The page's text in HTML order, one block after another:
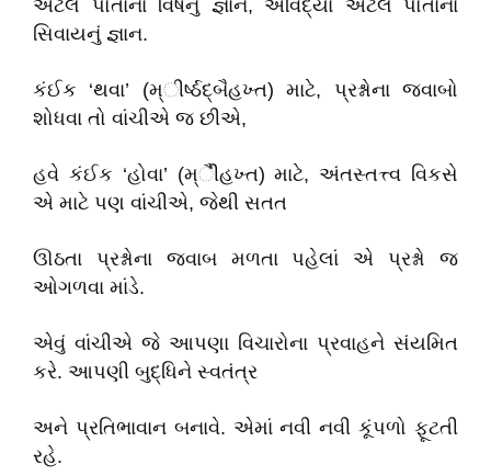
એટલે પોતાના વિષેનું જ્ઞાન, અવિદ્યા એટલે પોતાના
સિવાયનું જ્ઞાન.
કંઈક ‘થવા’ (મ્ીર્ષ્ઠદ્બૈહખ્ત) માટે, પ્રશ્નોના જવાબો
શોધવા તો વાંચીએ જ છીએ,
હવે કંઈક ‘હોવા’ (મ્ીૈહખ્ત) માટે, અંતસ્તત્ત્વ વિકસે
એ માટે પણ વાંચીએ, જેથી સતત
ઊઠતા પ્રશ્નોના જવાબ મળતા પહેલાં એ પ્રશ્નો જ
ઓગળવા માંડે.
એવું વાંચીએ જે આપણા વિચારોના પ્રવાહને સંયમિત
કરે. આપણી બુદ્ધિને સ્વતંત્ર
અને પ્રતિભાવાન બનાવે. એમાં નવી નવી કૂંપળો ફૂટતી
રહે.